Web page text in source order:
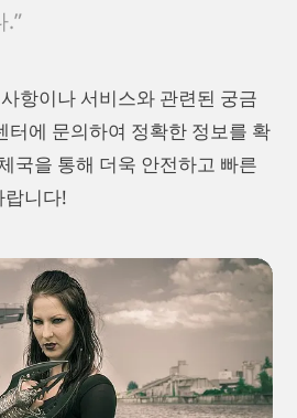
.”
항이나 서비스와 관련된 궁금
터에 문의하여 정확한 정보를 확
국을 통해 더욱 안전하고 빠른
랍니다!